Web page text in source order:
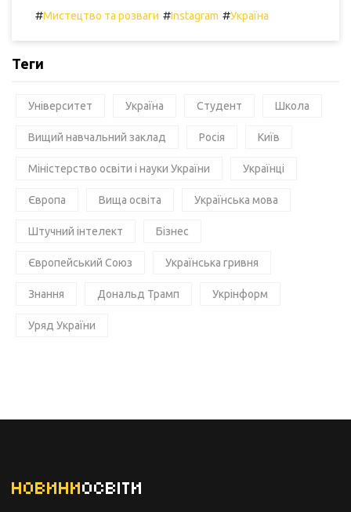
#Мистецтво та розваги #Instagram #Україна
Теги
Університет Україна Студент Школа
Вищий навчальний заклад Росія Київ
Міністерство освіти і науки України Українці
Європа Вища освіта Українська мова
Штучний інтелект Бізнес
Європейський Союз Українська гривня
Знання Дональд Трамп Укрінформ
Уряд України
НОВИНИОСВІТИ